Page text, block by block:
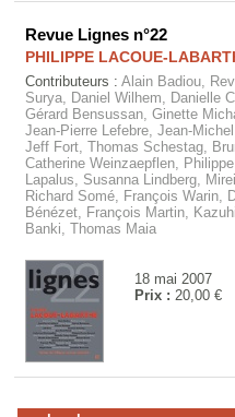
18 mai 2007
Prix : 20,00 €
Revue Lignes n°22
PHILIPPE LACOUE-
Contributeurs : Alain Badiou,
Surya, Daniel Wilhem, Danielle
Gérard Bensussan, Ginette
Jean-Pierre Lefebre, Jean-
Jeff Fort, Thomas Schestag,
Catherine Weinzaepflen,
Lapalus, Susanna Lindberg,
Richard Somé, François Warin,
Bénézet, François Martin,
Banki, Thomas Maia